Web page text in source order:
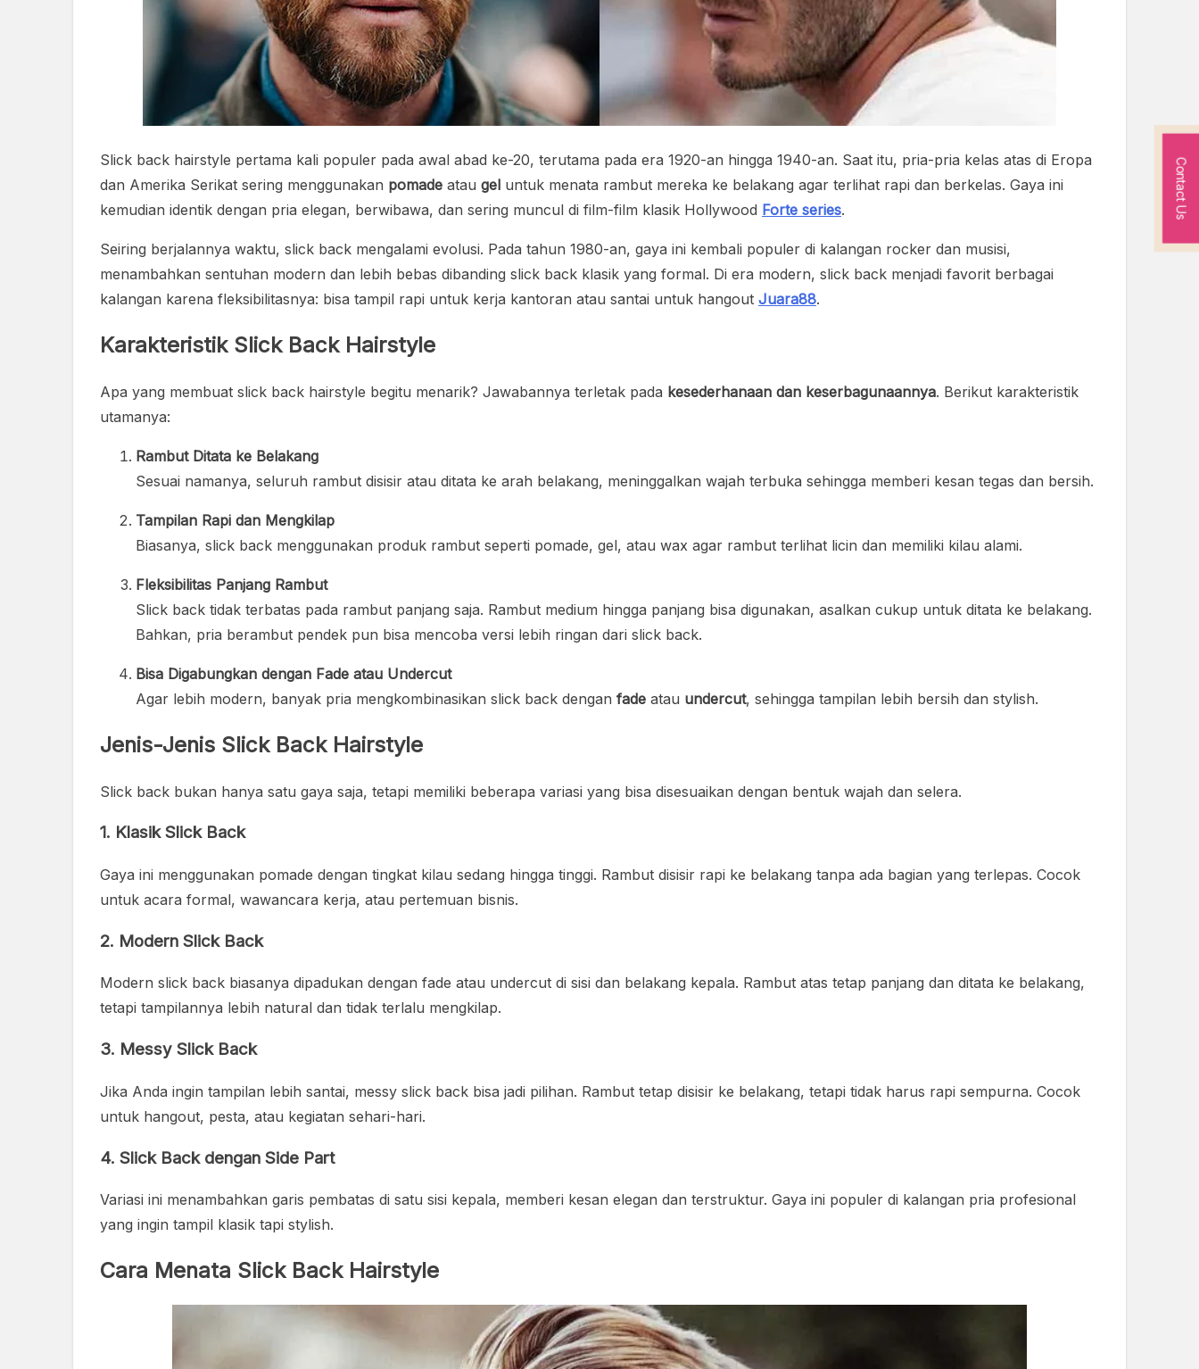
Slick back hairstyle pertama kali populer pada awal abad ke-20, terutama pada era 1920-an hingga 1940-an. Saat itu, pria-pria kelas atas di Eropa
dan Amerika Serikat sering menggunakan pomade atau gel untuk menata rambut mereka ke belakang agar terlihat rapi dan berkelas. Gaya ini
kemudian identik dengan pria elegan, berwibawa, dan sering muncul di film-film klasik Hollywood Forte series.
Seiring berjalannya waktu, slick back mengalami evolusi. Pada tahun 1980-an, gaya ini kembali populer di kalangan rocker dan musisi,
menambahkan sentuhan modern dan lebih bebas dibanding slick back klasik yang formal. Di era modern, slick back menjadi favorit berbagai
kalangan karena fleksibilitasnya: bisa tampil rapi untuk kerja kantoran atau santai untuk hangout Juara88.
Karakteristik Slick Back Hairstyle
Apa yang membuat slick back hairstyle begitu menarik? Jawabannya terletak pada kesederhanaan dan keserbagunaannya. Berikut karakteristik
utamanya:
Rambut Ditata ke Belakang
Sesuai namanya, seluruh rambut disisir atau ditata ke arah belakang, meninggalkan wajah terbuka sehingga memberi kesan tegas dan bersih.
Tampilan Rapi dan Mengkilap
Biasanya, slick back menggunakan produk rambut seperti pomade, gel, atau wax agar rambut terlihat licin dan memiliki kilau alami.
Fleksibilitas Panjang Rambut
Slick back tidak terbatas pada rambut panjang saja. Rambut medium hingga panjang bisa digunakan, asalkan cukup untuk ditata ke belakang.
Bahkan, pria berambut pendek pun bisa mencoba versi lebih ringan dari slick back.
Bisa Digabungkan dengan Fade atau Undercut
Agar lebih modern, banyak pria mengkombinasikan slick back dengan fade atau undercut, sehingga tampilan lebih bersih dan stylish.
Jenis-Jenis Slick Back Hairstyle
Slick back bukan hanya satu gaya saja, tetapi memiliki beberapa variasi yang bisa disesuaikan dengan bentuk wajah dan selera.
1. Klasik Slick Back
Gaya ini menggunakan pomade dengan tingkat kilau sedang hingga tinggi. Rambut disisir rapi ke belakang tanpa ada bagian yang terlepas. Cocok
untuk acara formal, wawancara kerja, atau pertemuan bisnis.
2. Modern Slick Back
Modern slick back biasanya dipadukan dengan fade atau undercut di sisi dan belakang kepala. Rambut atas tetap panjang dan ditata ke belakang,
tetapi tampilannya lebih natural dan tidak terlalu mengkilap.
3. Messy Slick Back
Jika Anda ingin tampilan lebih santai, messy slick back bisa jadi pilihan. Rambut tetap disisir ke belakang, tetapi tidak harus rapi sempurna. Cocok
untuk hangout, pesta, atau kegiatan sehari-hari.
4. Slick Back dengan Side Part
Variasi ini menambahkan garis pembatas di satu sisi kepala, memberi kesan elegan dan terstruktur. Gaya ini populer di kalangan pria profesional
yang ingin tampil klasik tapi stylish.
Cara Menata Slick Back Hairstyle
Contact Us